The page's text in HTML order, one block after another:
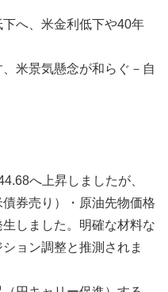
下へ、米金利低下や40年
米景気懸念が和らぐ－自
へ上昇しましたが、
券売り）・原油先物価格
生しました。明確な材料な
ョン調整と推測されま